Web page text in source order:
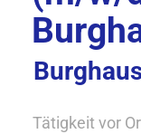
Tätigkeit vor